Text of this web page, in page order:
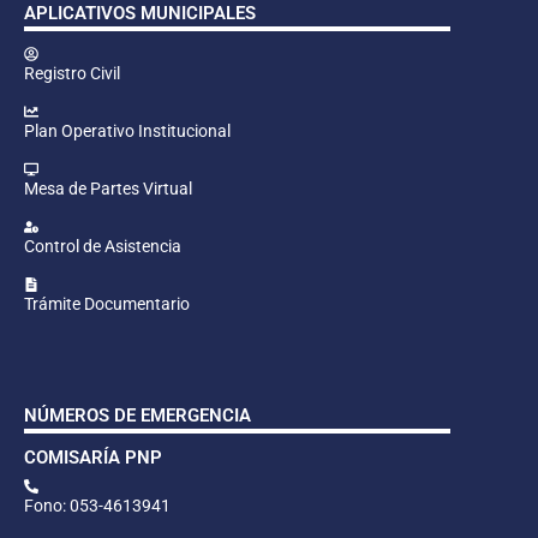
APLICATIVOS MUNICIPALES
Registro Civil
Plan Operativo Institucional
Mesa de Partes Virtual
Control de Asistencia
Trámite Documentario
NÚMEROS DE EMERGENCIA
COMISARÍA PNP
Fono: 053-4613941